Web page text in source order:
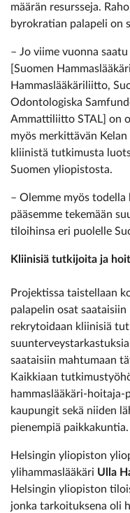
määrän resursseja.
byrokratian palapeli on
– Jo viime vuonna
[Suomen
Hammaslääkäriliitto,
Odontologiska
Ammattiliitto STAL] on
myös merkittävän
kliinistä tutkimusta
Suomen yliopistosta.
– Olemme myös
pääsemme tekemään
tiloihinsa eri puolelle
Kliinisiä tutkijoita ja
Projektissa taistellaan
palapelin osat
rekrytoidaan kliinisiä
saataisiin mahtumaan
Kaikkiaan
hammaslääkäri-
kaupungit sekä niiden
pienempiä paikkakuntia.
Helsingin yliopiston
ylihammaslääkäri Ulla
Helsingin yliopiston
jonka tarkoituksena oli